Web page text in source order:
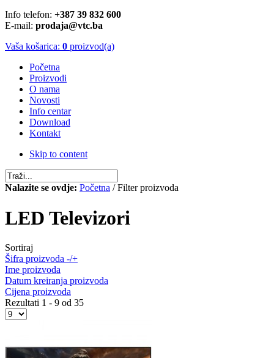
Info telefon: +387 39 832 600
E-mail: prodaja@vtc.ba
Vaša košarica: 0 proizvod(a)
Početna
Proizvodi
O nama
Novosti
Info centar
Download
Kontakt
Skip to content
Nalazite se ovdje: Početna / Filter proizvoda
LED Televizori
Sortiraj
Šifra proizvoda -/+
Ime proizvoda
Datum kreiranja proizvoda
Cijena proizvoda
Rezultati 1 - 9 od 35